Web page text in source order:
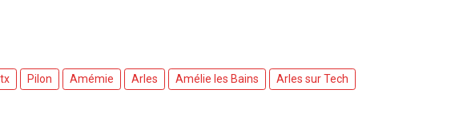
Pilon Amémie Arles Amélie les Bains Arles sur Tech